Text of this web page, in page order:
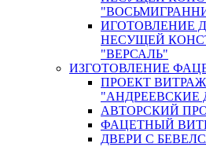
ИГОТОВЛЕНИЕ
НЕСУЩЕЙ
"ВЕРСАЛЬ"
ИЗГОТОВЛЕНИЕ
ПРОЕКТ
"АНДРЕЕВСКИЕ
АВТОРСКИЙ
ФАЦЕТНЫЙ
ДВЕРИ С